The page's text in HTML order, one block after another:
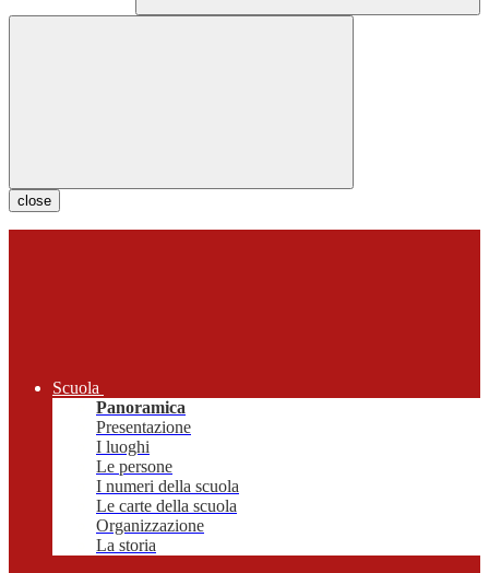
close
Scuola
Panoramica
Presentazione
I luoghi
Le persone
I numeri della scuola
Le carte della scuola
Organizzazione
La storia